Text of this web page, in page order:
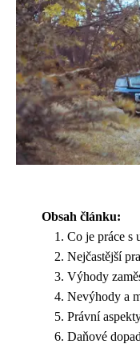
Obsah článku:
Co je práce s
Nejčastější
Výhody
Nevýhody a
Právní
Daňové